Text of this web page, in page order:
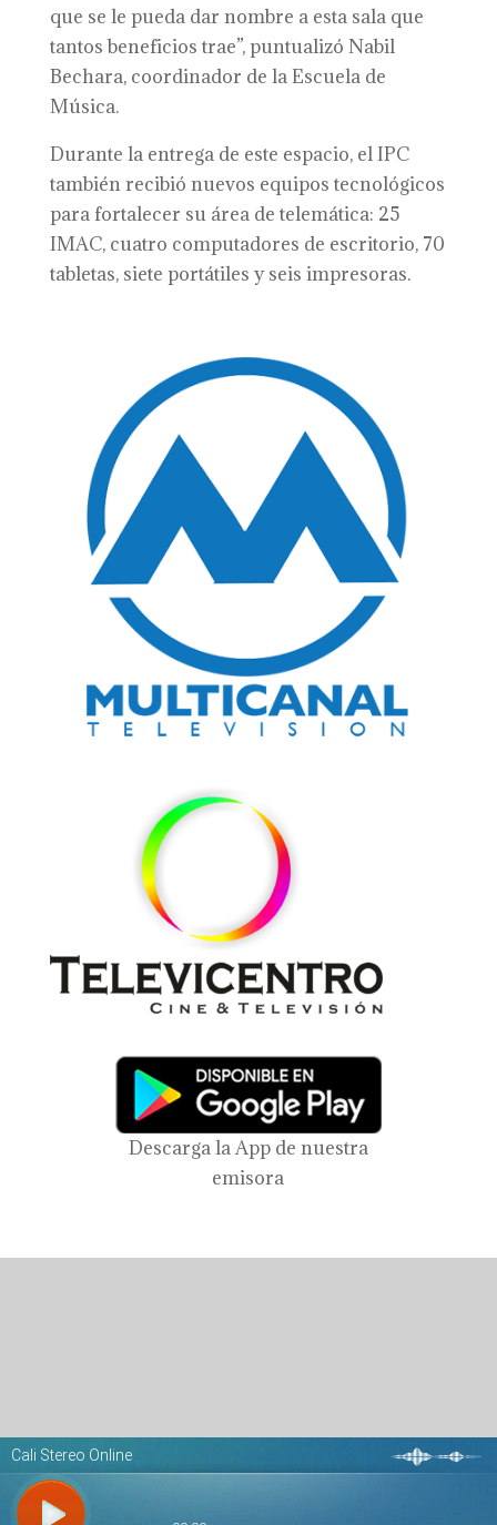
que se le pueda dar nombre a esta sala que
tantos beneficios trae”, puntualizó Nabil
Bechara, coordinador de la Escuela de
Música.
Durante la entrega de este espacio, el IPC
también recibió nuevos equipos tecnológicos
para fortalecer su área de telemática: 25
IMAC, cuatro computadores de escritorio, 70
tabletas, siete portátiles y seis impresoras.
Descarga la App de nuestra
emisora